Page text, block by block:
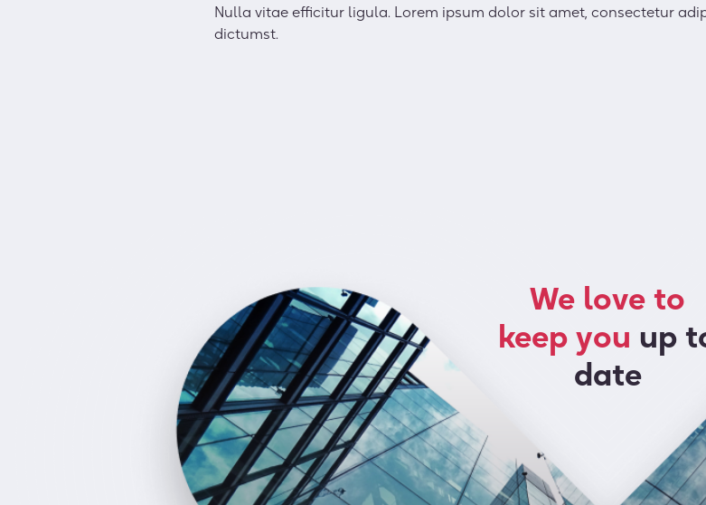
Nulla vitae efficitur ligula. Lorem ipsum dolor sit amet, consectetur
dictumst.
We love to
keep you up
date